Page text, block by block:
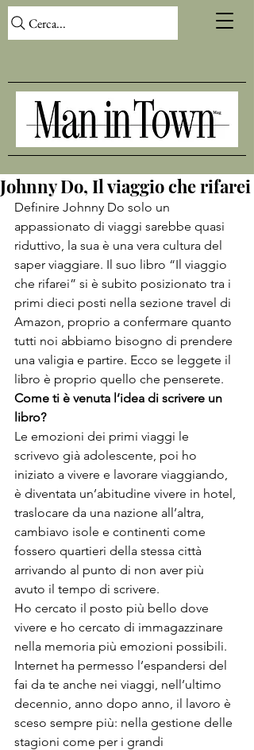
Cerca...
Johnny Do, Il viaggio che rifarei
Definire Johnny Do solo un
appassionato di viaggi sarebbe quasi
riduttivo, la sua è una vera cultura del
saper viaggiare. Il suo libro “Il viaggio
che rifarei” si è subito posizionato tra i
primi dieci posti nella sezione travel di
Amazon, proprio a confermare quanto
tutti noi abbiamo bisogno di prendere
una valigia e partire. Ecco se leggete il
libro è proprio quello che penserete.
Come ti è venuta l’idea di scrivere un
libro?
Le emozioni dei primi viaggi le
scrivevo già adolescente, poi ho
iniziato a vivere e lavorare viaggiando,
è diventata un’abitudine vivere in hotel,
traslocare da una nazione all’altra,
cambiavo isole e continenti come
fossero quartieri della stessa città
arrivando al punto di non aver più
avuto il tempo di scrivere.
Ho cercato il posto più bello dove
vivere e ho cercato di immagazzinare
nella memoria più emozioni possibili.
Internet ha permesso l’espandersi del
fai da te anche nei viaggi, nell’ultimo
decennio, anno dopo anno, il lavoro è
sceso sempre più: nella gestione delle
stagioni come per i grandi